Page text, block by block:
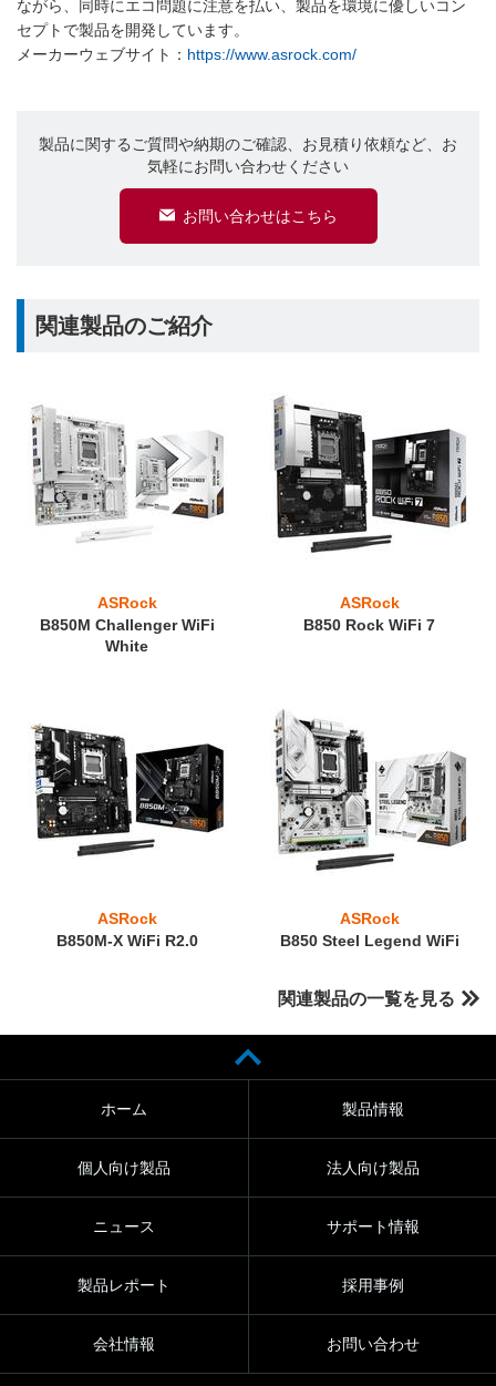
ながら、同時にエコ問題に注意を払い、製品を環境に優しいコン
セプトで製品を開発しています。
メーカーウェブサイト： https://www.asrock.com/
製品に関するご質問や納期のご確認、お見積り依頼など、お
気軽にお問い合わせください
お問い合わせはこちら
関連製品のご紹介
ASRock
B850M Challenger WiFi
White
ASRock
B850 Rock WiFi 7
ASRock
B850M-X WiFi R2.0
ASRock
B850 Steel Legend WiFi
関連製品の一覧を見る
ホーム 製品情報
個人向け製品 法人向け製品
ニュース サポート情報
製品レポート 採用事例
会社情報 お問い合わせ